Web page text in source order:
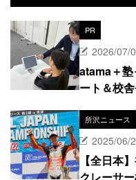
PR
2026/07/
atama＋
ート＆校
所沢ニュース
2025/06/
【全日本
クレーサ